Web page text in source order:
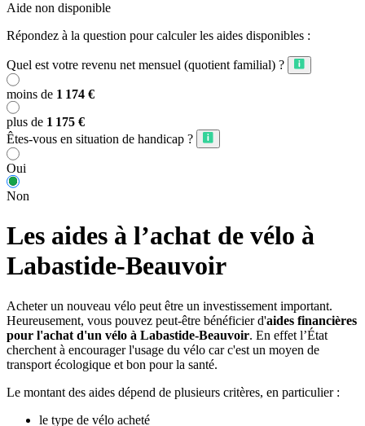
Aide non disponible
Répondez à la question pour calculer les aides disponibles :
Quel est votre revenu net mensuel (quotient familial) ?
moins de 1 174 €
plus de 1 175 €
Êtes-vous en situation de handicap ?
Oui
Non
Les aides à l’achat de vélo à
Labastide-Beauvoir
Acheter un nouveau vélo peut être un investissement important.
Heureusement, vous pouvez peut-être bénéficier d'aides financières
pour l'achat d'un vélo à Labastide-Beauvoir. En effet l’État
cherchent à encourager l'usage du vélo car c'est un moyen de
transport écologique et bon pour la santé.
Le montant des aides dépend de plusieurs critères, en particulier :
le type de vélo acheté